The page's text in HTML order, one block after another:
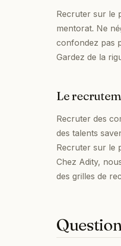
Recruter sur le
mentorat. Ne
confondez pas
Gardez de la
Le
Recruter des
des talents
Recruter sur le
Chez Adity,
des grilles de